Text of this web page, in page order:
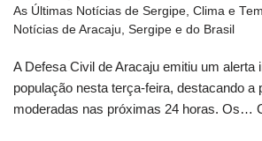
As Últimas Notícias de Sergipe Clima e
Notícias de Aracaju, Sergipe e do Brasil
A Defesa Civil de Aracaju emitiu um alerta
população nesta terça-feira, destacando a
moderadas nas próximas 24 horas. Os…